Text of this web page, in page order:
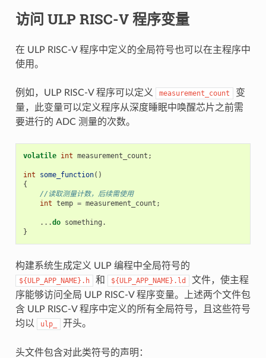
访问 ULP RISC-V 程序变量
在 ULP RISC-V 程序中定义的全局符号也可以在主程序中
使用。
例如，ULP RISC-V 程序可以定义 measurement_count
变
量，此变量可以定义程序从深度睡眠中唤醒芯片之前需
要进行的 ADC 测量的次数。
volatile int measurement_count ;
int some_function()
{
//读取测量计数，后续需使用
int temp = measurement_count ;
...do something .
}
构建系统生成定义 ULP 编程中全局符号的
${ULP_APP_NAME}.h 和 ${ULP_APP_NAME}.ld
文件，使主程
序能够访问全局 ULP RISC-V 程序变量。上述两个文件包
含 ULP RISC-V 程序中定义的所有全局符号，且这些符号
均以
ulp_ 开头。
头文件包含对此类符号的声明：